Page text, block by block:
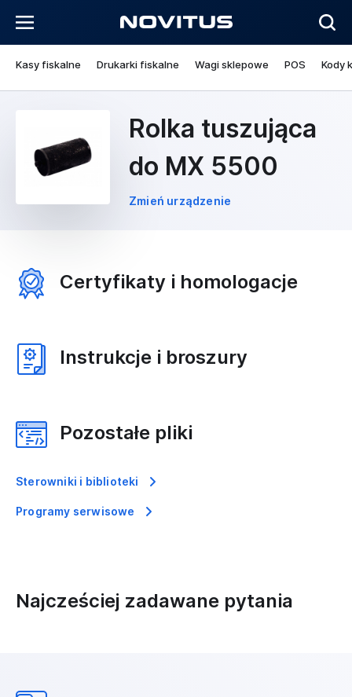
Kasy fiskalne Drukarki fiskalne Wagi sklepowe POS Kody
Rolka tuszująca
do MX 5500
Zmień urządzenie
Najcześciej zadawane pytania
Certyfikaty i homologacje
Instrukcje i broszury
Pozostałe pliki
Sterowniki i biblioteki
Programy serwisowe